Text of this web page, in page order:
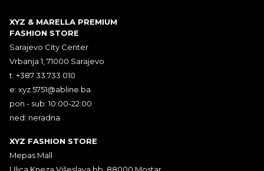
XYZ & MARELLA PREMIUM
FASHION STORE
Sarajevo City Center
Vrbanja 1, 71000 Sarajevo
t: +387 33 733 010
e: xyz.5751@abline.ba
pon - sub: 10:00-22:00
ned: neradna
XYZ FASHION STORE
Mepas Mall
Ulica Kneza Višeslava bb, 88000 Mostar